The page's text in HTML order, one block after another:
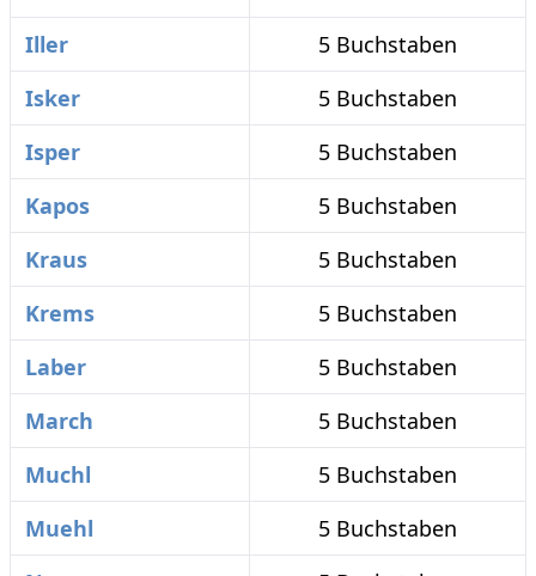
Iller
5 Buchstaben
Isker
5 Buchstaben
Isper
5 Buchstaben
Kapos
5 Buchstaben
Kraus
5 Buchstaben
Krems
5 Buchstaben
Laber
5 Buchstaben
March
5 Buchstaben
Muchl
5 Buchstaben
Muehl
5 Buchstaben